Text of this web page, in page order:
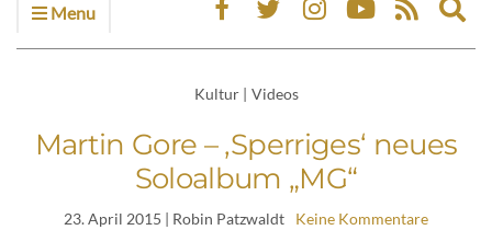
Menu
Kultur | Videos
Martin Gore – ‚Sperriges‘ neues
Soloalbum „MG“
23. April 2015 | Robin Patzwaldt Keine Kommentare